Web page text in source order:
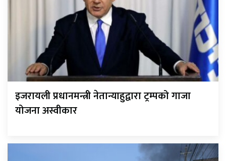
इजरायली प्रधानमन्त्री नेतान्याहुद्वारा ट्रम्पको गाजा
योजना अस्वीकार